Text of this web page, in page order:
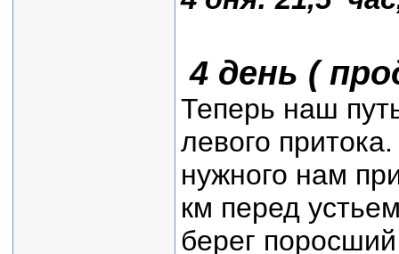
4 день (
Теперь наш
левого
нужного нам
км перед
берег